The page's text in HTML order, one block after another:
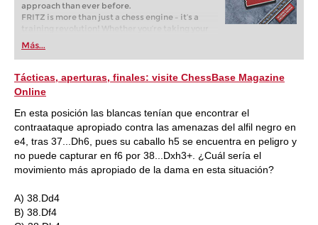
approach than ever before.
FRITZ is more than just a chess engine – it’s a
training revolution! Whether you’re taking your
first steps into the world of club chess, or already
playing at a tournament level: with FRITZ, you can
train more efficiently, intelligently and with a
more personalised approach than ever before.
Más...
Tácticas, aperturas, finales: visite ChessBase Magazine
Online
En esta posición las blancas tenían que encontrar el
contraataque apropiado contra las amenazas del alfil negro en
e4, tras 37...Dh6, pues su caballo h5 se encuentra en peligro y
no puede capturar en f6 por 38...Dxh3+. ¿Cuál sería el
movimiento más apropiado de la dama en esta situación?
A) 38.Dd4
B) 38.Df4